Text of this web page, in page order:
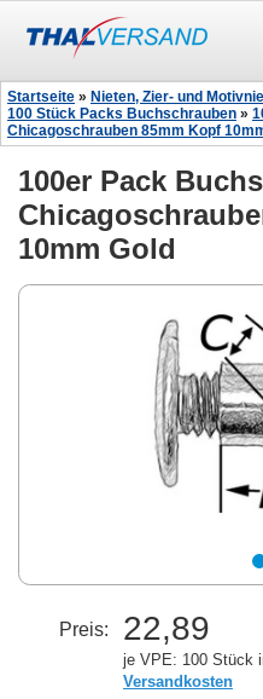
Startseite » Nieten, Zier- und
100 Stück Packs Buchschrauben »
Chicagoschrauben 85mm Kopf
100er Pack
10mm Gold
Preis: 22,89
je VPE: 100 Stück
Versandkosten